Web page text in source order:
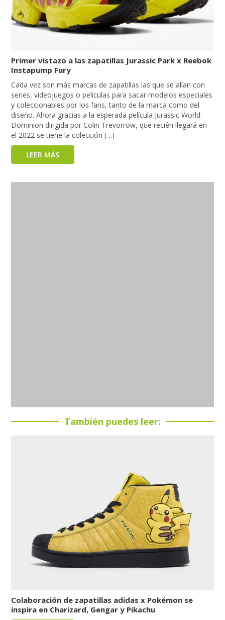
Primer vistazo a las zapatillas Jurassic Park x Reebok
Instapump Fury
Cada vez son más marcas de zapatillas las que se alían con
series, videojuegos o películas para sacar modelos especiales
y coleccionables por los fans, tanto de la marca como del
diseño. Ahora gracias a la esperada película Jurassic World:
Dominion dirigida por Colin Trevorrow, que recién llegará en
el 2022 se tiene la colección […]
LEER MÁS
También puedes leer:
Colaboración de zapatillas adidas x Pokémon se
inspira en Charizard, Gengar y Pikachu